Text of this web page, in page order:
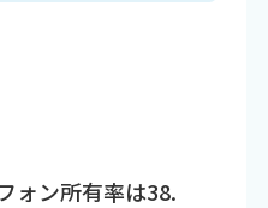
ン所有率は38.